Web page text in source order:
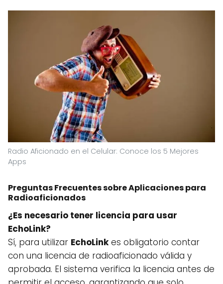
Radio Aficionado en el Celular: Conoce los 5 Mejores
Apps
Preguntas Frecuentes sobre Aplicaciones para
Radioaficionados
¿Es necesario tener licencia para usar
EchoLink?
Sí, para utilizar EchoLinkes obligatorio contar
con una licencia de radioaficionado válida y
aprobada. El sistema verifica la licencia antes de